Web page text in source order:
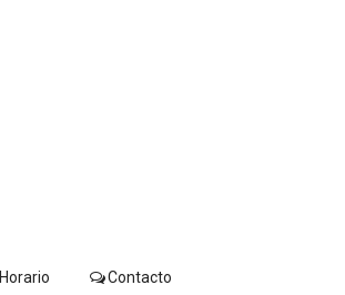
Horario Contacto